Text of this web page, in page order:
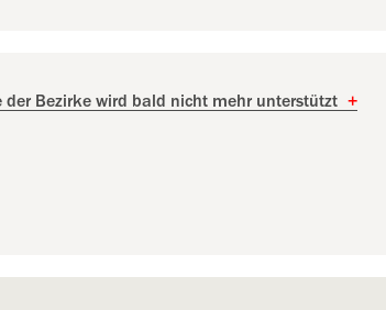
der Bezirke wird bald nicht mehr unterstützt +